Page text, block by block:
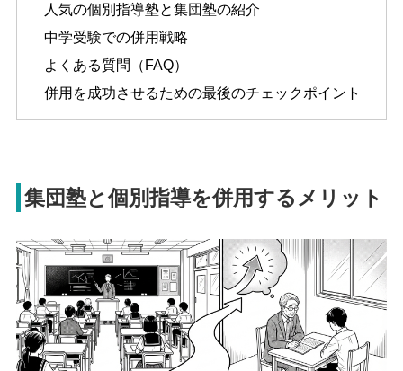
人気の個別指導塾と集団塾の紹介
中学受験での併用戦略
よくある質問（FAQ）
併用を成功させるための最後のチェックポイント
集団塾と個別指導を併用するメリット